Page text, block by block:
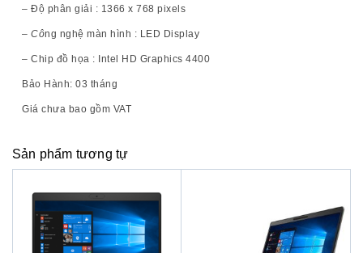
– Độ phân giải : 1366 x 768 pixels
– Công nghệ màn hình : LED Display
– Chip đồ họa : Intel HD Graphics 4400
Bảo Hành: 03 tháng
Giá chưa bao gồm VAT
Sản phẩm tương tự